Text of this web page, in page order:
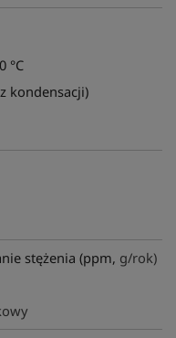
°C
kondensacji)
stężenia (ppm, g/rok)